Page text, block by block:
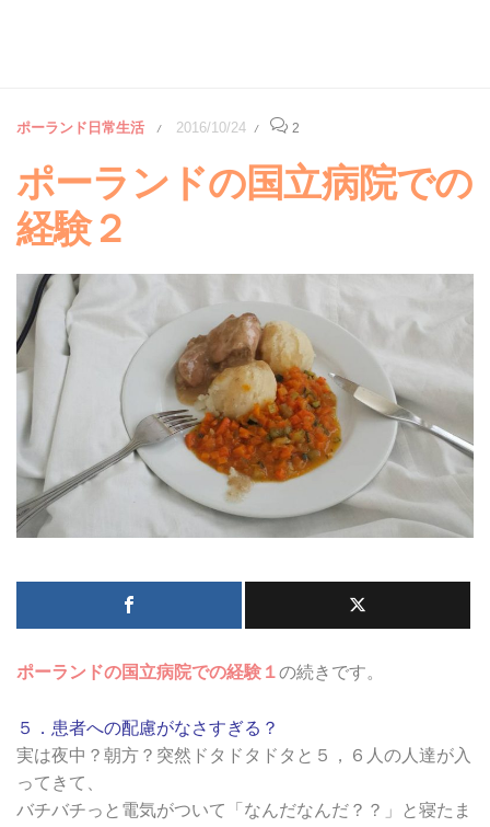
ポーランド日常生活 / 2016/10/24 / 2
ポーランドの国立病院での
経験２
ポーランドの国立病院での経験１の続きです。
５．患者への配慮がなさすぎる？
実は夜中？朝方？突然ドタドタドタと５，６人の人達が入
ってきて、
バチバチっと電気がついて「なんだなんだ？？」と寝たま